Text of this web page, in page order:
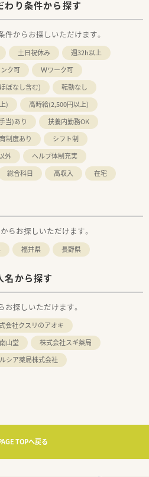
わり条件から探す
からお探しいただけます。
土日祝休み
週32h以上
ク可
Ｗワーク可
ぼなし含む)
転勤なし
)
高時給(2,500円以上)
当)あり
扶養内勤務OK
制度あり
シフト制
外
ヘルプ体制充実
総合科目 高収入 在宅
らお探しいただけます。
福井県 長野県
名から探す
探しいただけます。
会社クスリのアオキ
山堂
株式会社スギ薬局
シア薬局株式会社
TOPへ戻る